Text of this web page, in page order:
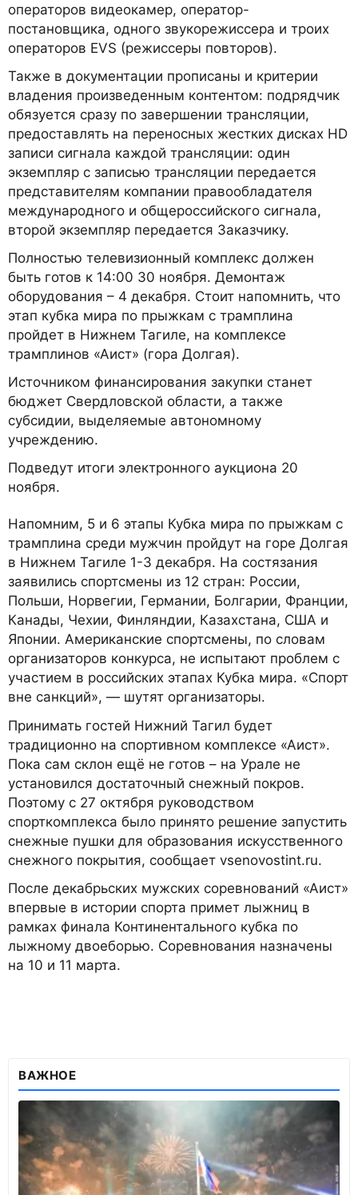
операторов видеокамер, оператор-
постановщика, одного звукорежиссера и троих
операторов EVS (режиссеры повторов).
Также в документации прописаны и критерии
владения произведенным контентом: подрядчик
обязуется сразу по завершении трансляции,
предоставлять на переносных жестких дисках HD
записи сигнала каждой трансляции: один
экземпляр с записью трансляции передается
представителям компании правообладателя
международного и общероссийского сигнала,
второй экземпляр передается Заказчику.
Полностью телевизионный комплекс должен
быть готов к 14:00 30 ноября. Демонтаж
оборудования – 4 декабря. Стоит напомнить, что
этап кубка мира по прыжкам с трамплина
пройдет в Нижнем Тагиле, на комплексе
трамплинов «Аист» (гора Долгая).
Источником финансирования закупки станет
бюджет Свердловской области, а также
субсидии, выделяемые автономному
учреждению.
Подведут итоги электронного аукциона 20
ноября.
Напомним, 5 и 6 этапы Кубка мира по прыжкам с
трамплина среди мужчин пройдут на горе Долгая
в Нижнем Тагиле 1-3 декабря. На состязания
заявились спортсмены из 12 стран: России,
Польши, Норвегии, Германии, Болгарии, Франции,
Канады, Чехии, Финляндии, Казахстана, США и
Японии. Американские спортсмены, по словам
организаторов конкурса, не испытают проблем с
участием в российских этапах Кубка мира. «Спорт
вне санкций», — шутят организаторы.
Принимать гостей Нижний Тагил будет
традиционно на спортивном комплексе «Аист».
Пока сам склон ещё не готов – на Урале не
установился достаточный снежный покров.
Поэтому с 27 октября руководством
спорткомплекса было принято решение запустить
снежные пушки для образования искусственного
снежного покрытия, сообщает vsenovostint.ru.
После декабрьских мужских соревнований «Аист»
впервые в истории спорта примет лыжниц в
рамках финала Континентального кубка по
лыжному двоеборью. Соревнования назначены
на 10 и 11 марта.
ВАЖНОЕ